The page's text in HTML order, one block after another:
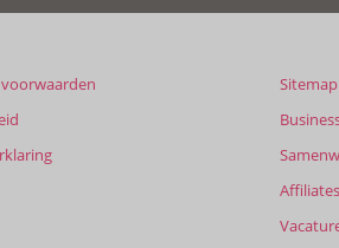
Sitemap
Affiliates